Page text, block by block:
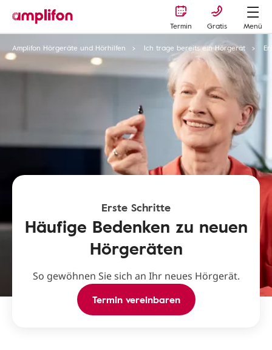
Termin Gratis
Menü
Amplifon Hörgeräte und Hörhilfen
Ich trage bereits ein Hörgerät
Erste Schritte
Häufige Bedenken zu neuen
Hörgeräten
So gewöhnen Sie sich an Ihr neues Hörgerät.
Termin vereinbaren